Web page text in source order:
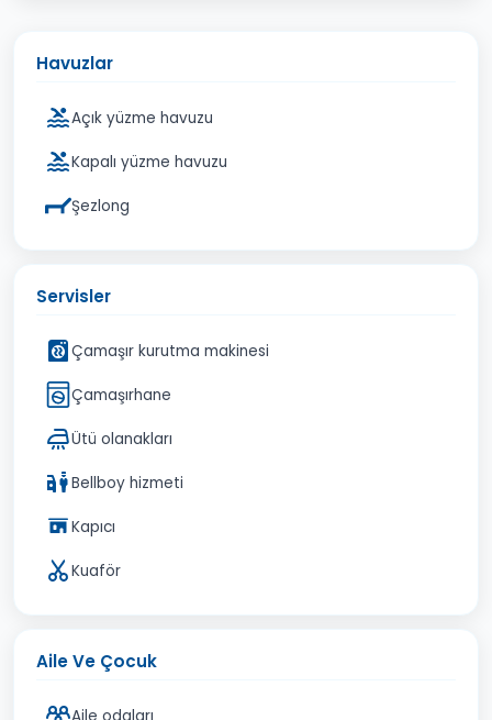
Havuzlar
Açık yüzme havuzu
Kapalı yüzme havuzu
Şezlong
Servisler
Çamaşır kurutma makinesi
Çamaşırhane
Ütü olanakları
Bellboy hizmeti
Kapıcı
Kuaför
Aile Ve Çocuk
Aile odaları